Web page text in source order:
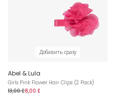
Добавить сразу
Abel & Lula
Girls Pink Flower Hair Clips (2 Pack)
13,00 £8,00 £